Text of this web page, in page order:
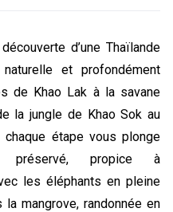
d’une Thaïlande
et profondément
de Khao Lak à la savane
la jungle de Khao Sok au
étape vous plonge
préservé, propice à
les éléphants en pleine
mangrove, randonnée en